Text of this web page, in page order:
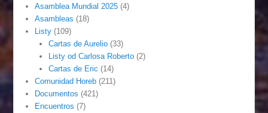
Asamblea Mundial 2025 (4)
Asambleas (18)
Listy (109)
Cartas de Aurelio(33)
Listy od Carlosa Roberto(2)
Cartas de Eric (14)
Comunidad Horeb (211)
Documentos (421)
Encuentros (7)